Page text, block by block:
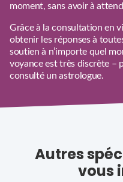
moment, sans avoir à
Grâce à la consultation en
obtenir les réponses à
soutien à n’importe quel
voyance est très discrète –
consulté un astrologue.
Autres
vous